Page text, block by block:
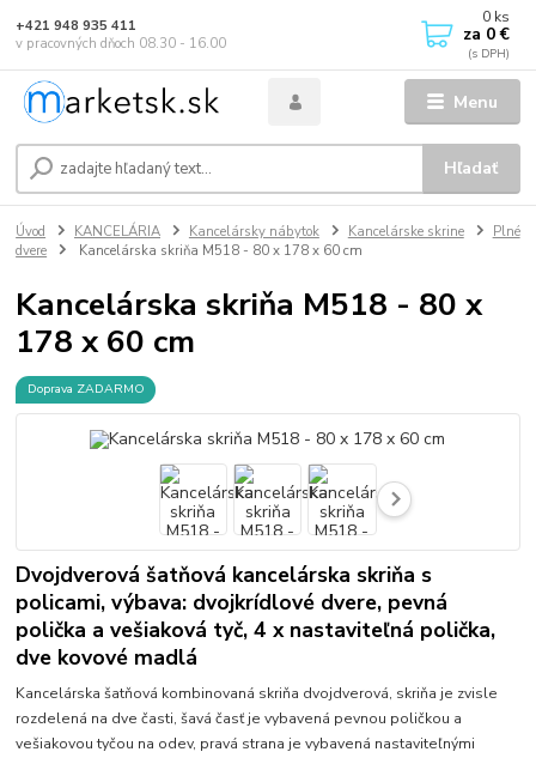
Menu
Hľadať
+421 948 935 411
v pracovných dňoch 08.30 - 16.00
0 ks
za 0 €
Úvod KANCELÁRIA Kancelársky nábytok Kancelárske skrine
Plné
dvere
Kancelárska skriňa M518 - 80 x 178 x 60 cm
Kancelárska skriňa M518 - 80 x
178 x 60 cm
Doprava ZADARMO
Dvojdverová šatňová kancelárska skriňa s
policami, výbava: dvojkrídlové dvere, pevná
polička a vešiaková tyč, 4 x nastaviteľná polička,
dve kovové madlá
Kancelárska šatňová kombinovaná skriňa dvojdverová, skriňa je zvisle
rozdelená na dve časti, šavá časť je vybavená pevnou poličkou a
vešiakovou tyčou na odev, pravá strana je vybavená nastaviteľnými